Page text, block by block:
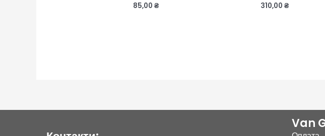
Оцінено
85,00₴
Оцінено
310,00 ₴
Van